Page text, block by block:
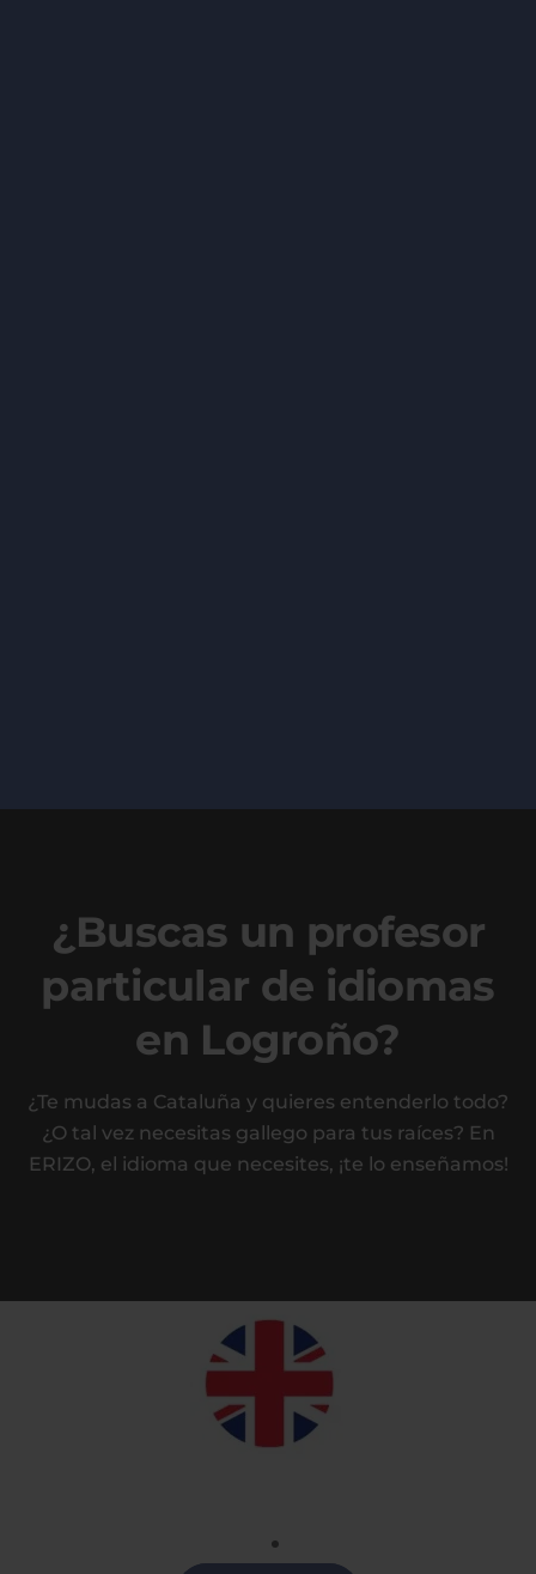
¿Buscas un profesor
particular de idiomas
en Logroño?
¿Te mudas a Cataluña y quieres entenderlo todo?
¿O tal vez necesitas gallego para tus raíces? En
ERIZO, el idioma que necesites, ¡te lo enseñamos!
Clases de Inglés en Logroño